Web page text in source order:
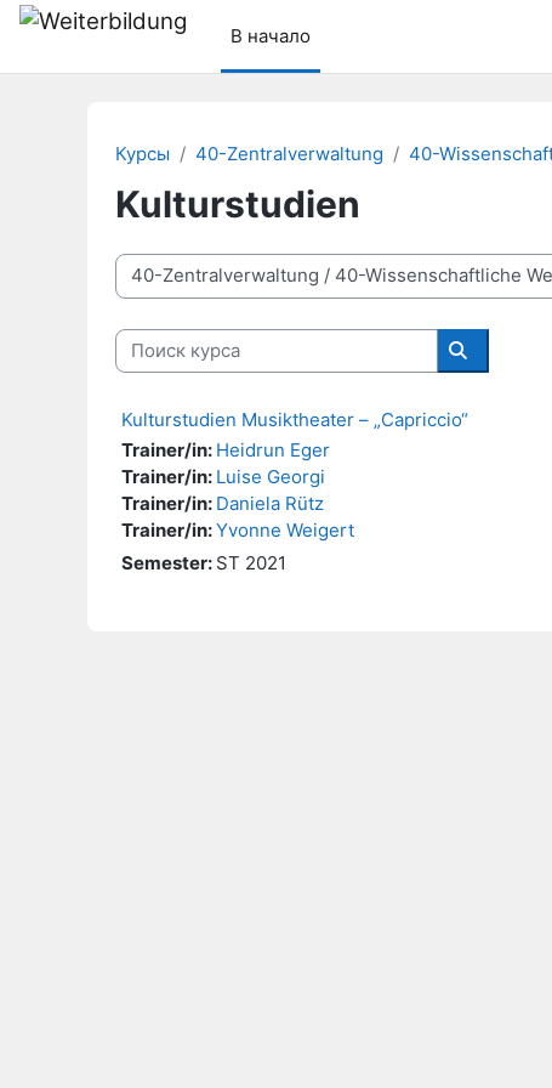
Перейти к основному содержанию
В начало
Курсы 40-Zentralverwaltung 40-
Kulturstudien
Категории курсов
Поиск курса
Поиск
Kulturstudien Musiktheater – „Capriccio“
Trainer/in: Heidrun Eger
Trainer/in: Luise Georgi
Trainer/in: Daniela Rütz
Trainer/in:Yvonne Weigert
Semester: ST 2021